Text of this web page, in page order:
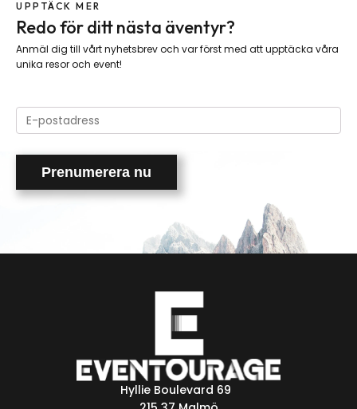
UPPTÄCK MER
Redo för ditt nästa äventyr?
Anmäl dig till vårt nyhetsbrev och var först med att upptäcka våra
unika resor och event!
Please
leave
Hyllie Boulevard 69